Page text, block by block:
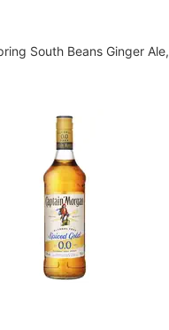
South Beans Ginger Ale,